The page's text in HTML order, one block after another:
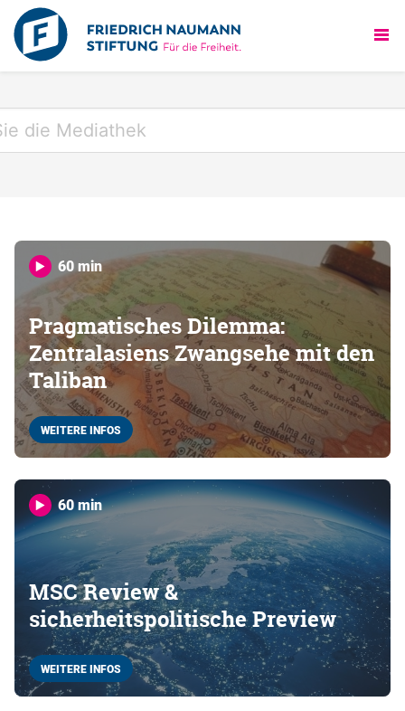
60 min
Pragmatisches Dilemma:
Zentralasiens Zwangsehe mit den
Taliban
WEITERE INFOS
60 min
MSC Review &
sicherheitspolitische Preview
WEITERE INFOS